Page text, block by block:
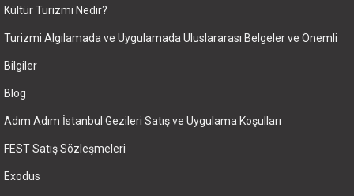
Kültür Turizmi Nedir?
Turizmi Algılamada ve Uygulamada Uluslararası Belgeler ve Önemli
Bilgiler
Blog
Adım Adım İstanbul Gezileri Satış ve Uygulama Koşulları
FEST Satış Sözleşmeleri
Exodus